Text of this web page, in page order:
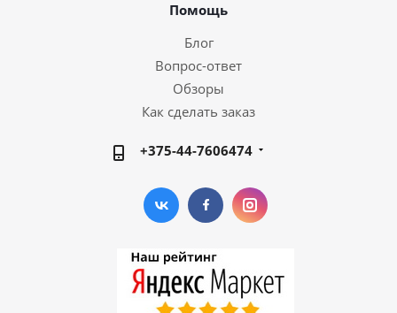
Помощь
Блог
Вопрос-ответ
Обзоры
Как сделать заказ
+375-44-7606474